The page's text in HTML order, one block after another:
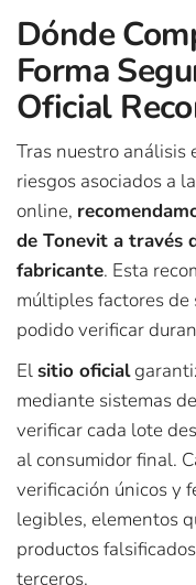
Dónde
Forma
Oficial
Tras nuestro análisis
riesgos asociados a
online,
de Tonevit a través
fabricante. Esta
múltiples factores
podido verificar
Elsitio oficial
mediante sistemas
verificar cada lote
al consumidor final.
verificación únicos y
legibles, elementos
productos
terceros.